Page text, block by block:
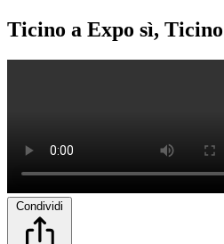
Ticino a Expo sì,
Condividi